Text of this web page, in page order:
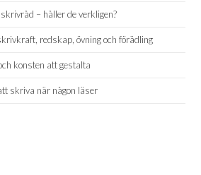
– håller de verkligen?
redskap, övning och förädling
konsten att gestalta
skriva när någon läser